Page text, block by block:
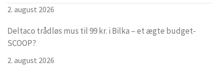
2. august 2026
Deltaco trådløs mus til 99 kr. i Bilka – et ægte budget-
SCOOP?
2. august 2026